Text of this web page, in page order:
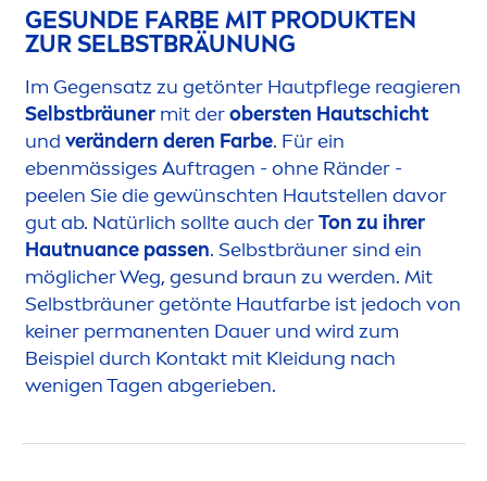
GESUNDE FARBE MIT PRODUKTEN
ZUR SELBSTBRÄUNUNG
Im Gegensatz zu getönter Hautpflege reagieren
Selbstbräuner mit derobersten Hautschicht
und verändern deren Farbe. Für ein
ebenmässiges Auftragen - ohne Ränder -
peelen Sie die gewünschten Hautstellen davor
gut ab. Natürlich sollte auch derTon zu ihrer
Hautnuance passen. Selbstbräuner sind ein
möglicher Weg, gesund braun zu werden. Mit
Selbstbräuner getönte Hautfarbe ist jedoch von
keiner permanenten Dauer und wird zum
Beispiel durch Kontakt mit Kleidung nach
wenigen Tagen abgerieben.